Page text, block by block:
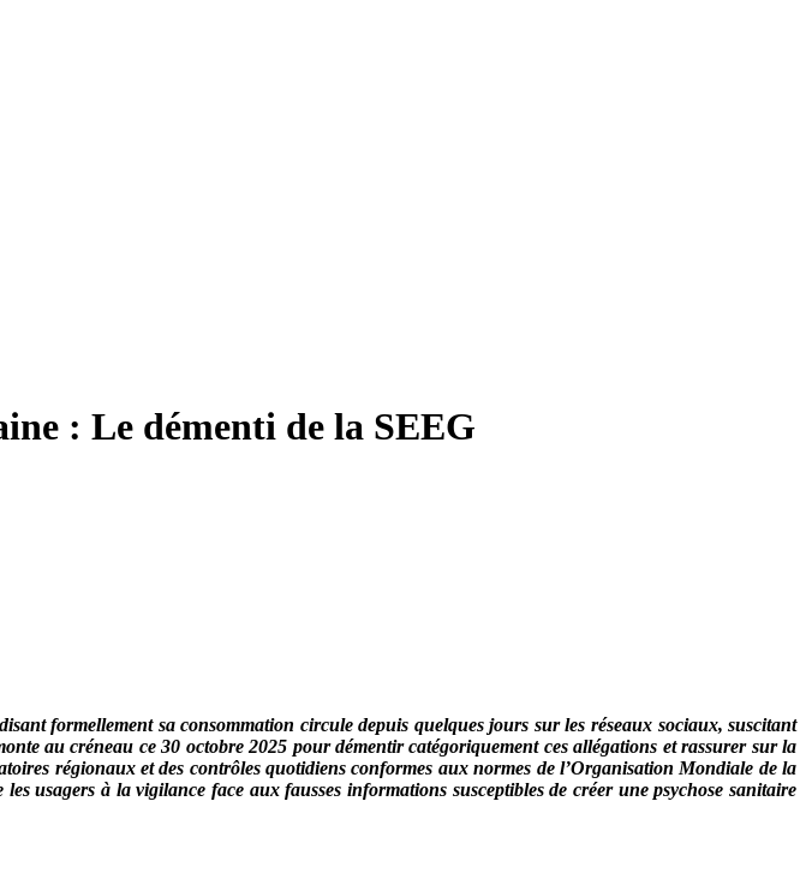
: Le démenti de la SEEG
formellement sa consommation circule depuis quelques jours sur les réseaux sociaux, suscitant
au créneau ce 30 octobre 2025 pour démentir catégoriquement ces allégations et rassurer sur la
régionaux et des contrôles quotidiens conformes aux normes de l’Organisation Mondiale de la
usagers à la vigilance face aux fausses informations susceptibles de créer une psychose sanitaire